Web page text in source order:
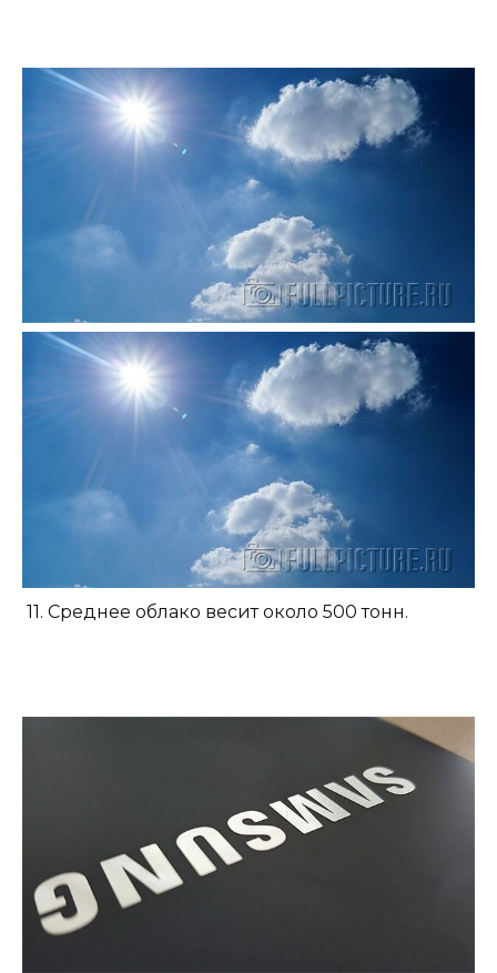
11. Среднее облако весит около 500 тонн.